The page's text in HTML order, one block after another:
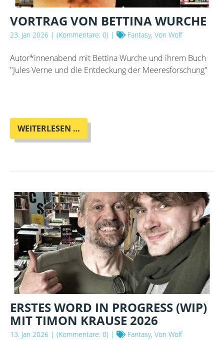
VORTRAG VON BETTINA WURCHE
23. Jan 2026 | (Kommentare: 0) | Fantasy, Von Wolf
Autor*innenabend mit Bettina Wurche und ihrem Buch
"Jules Verne und die Entdeckung der Meeresforschung"
WEITERLESEN …
VON
ERSTES WORD IN PROGRESS (WIP)
MIT TIMON KRAUSE 2026
13. Jan 2026 | (Kommentare: 0) | Fantasy, Von Wolf